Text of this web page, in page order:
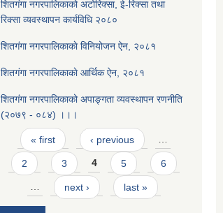
शितगंगा नगरपालिकाको अटोरिक्सा, ई-रिक्सा तथा
रिक्सा व्यवस्थापन कार्यविधि २०८०
शितगंगा नगरपालिकाकाे विनियोजन ऐन, २०८१
शितगंगा नगरपालिकाकाे आर्थिक ऐन, २०८१
शितगंगा नगरपालिकाको अपाङ्गता व्यवस्थापन रणनीति
(२०७९ - ०८४) ।।।
Pages
« first ‹ previous …
2 3 4 5 6
… next › last »